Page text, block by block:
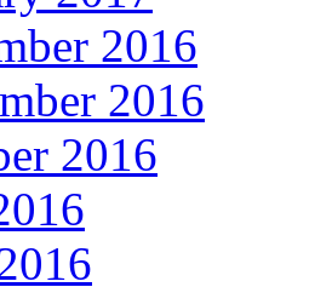
2016
2016
2016